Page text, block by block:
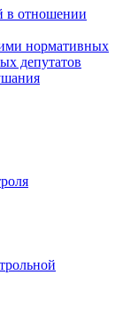
в отношении
нормативных
депутатов